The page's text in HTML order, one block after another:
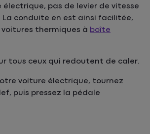
électrique, pas de levier de vitesse
La conduite en est ainsi facilitée,
voitures thermiques à boîte
tous ceux qui redoutent de caler.
voiture électrique, tournez
puis pressez la pédale